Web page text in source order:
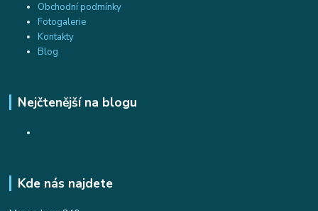
Obchodní podmínky
Fotogalerie
Kontakty
Blog
Nejčtenější na blogu
Kde nás najdete